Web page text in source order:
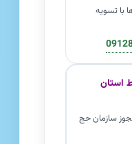
با تسویه
استان
سازمان حج